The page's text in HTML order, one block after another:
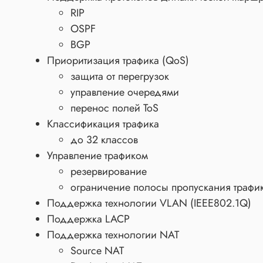
RIP
OSPF
BGP
Приоритизация трафика (QoS)
защита от перегрузок
управление очередями
перенос полей ToS
Классификация трафика
до 32 классов
Управление трафиком
резервирование
ограничение полосы пропускания
Поддержка технологии VLAN (IEEE802.1Q)
Поддержка LACP
Поддержка технологии NAT
Source NAT